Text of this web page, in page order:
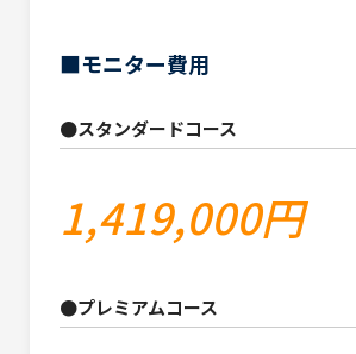
■モニター費用
●スタンダードコース
1,419,000円
●プレミアムコース